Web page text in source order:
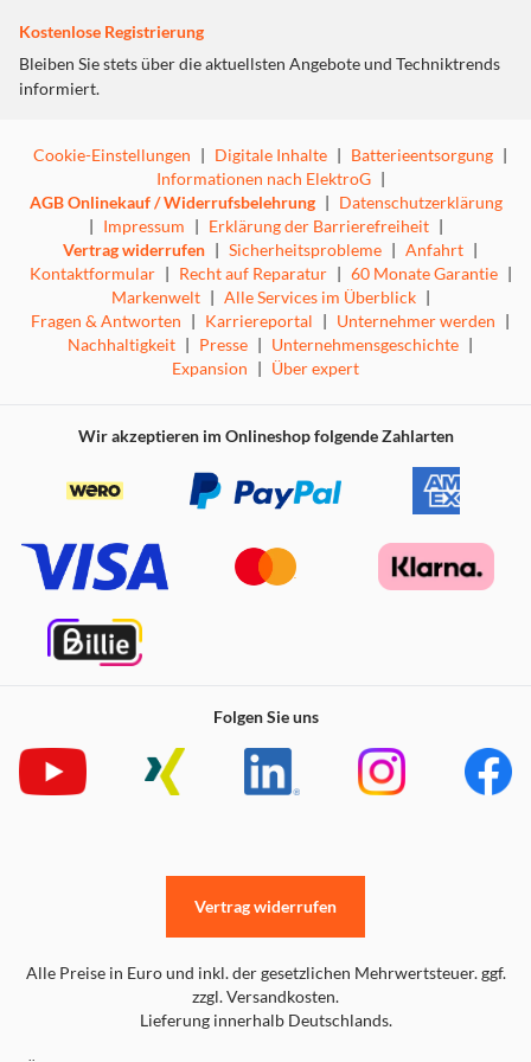
Kostenlose Registrierung
Bleiben Sie stets über die aktuellsten Angebote und Techniktrends
informiert.
Cookie-Einstellungen | Digitale Inhalte | Batterieentsorgung |
Informationen nach ElektroG |
AGB Onlinekauf / Widerrufsbelehrung | Datenschutzerklärung
| Impressum | Erklärung der Barrierefreiheit |
Vertrag widerrufen | Sicherheitsprobleme | Anfahrt |
Kontaktformular | Recht auf Reparatur | 60 Monate Garantie |
Markenwelt | Alle Services im Überblick |
Fragen & Antworten | Karriereportal | Unternehmer werden |
Nachhaltigkeit | Presse | Unternehmensgeschichte |
Expansion | Über expert
Wir akzeptieren im Onlineshop folgende Zahlarten
Folgen Sie uns
Alle Preise in Euro und inkl. der gesetzlichen Mehrwertsteuer. ggf.
zzgl. Versandkosten.
Lieferung innerhalb Deutschlands.
Vertrag widerrufen